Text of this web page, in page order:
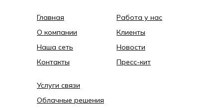
Главная
О компании
Наша сеть
Контакты
Работа у нас
Клиенты
Новости
Пресс-кит
Услуги связи
Облачные решения